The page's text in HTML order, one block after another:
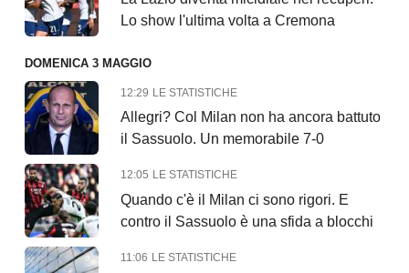
Lo show l'ultima volta a Cremona
DOMENICA 3 MAGGIO
12:29 LE STATISTICHE
Allegri? Col Milan non ha ancora battuto
il Sassuolo. Un memorabile 7-0
12:05 LE STATISTICHE
Quando c'è il Milan ci sono rigori. E
contro il Sassuolo è una sfida a blocchi
11:06 LE STATISTICHE